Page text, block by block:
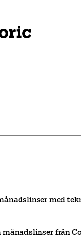
med
från